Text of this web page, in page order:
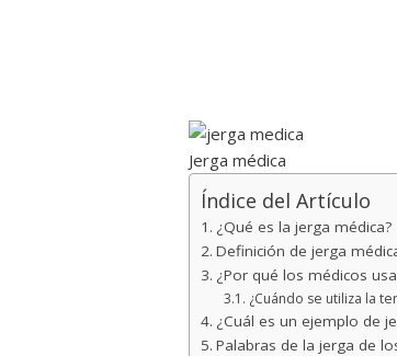
Jerga médica
Índice del Artículo
¿Qué es la jerga médica?
Definición de jerga
¿Por qué los médicos
¿Cuándo se utiliza la
¿Cuál es un ejemplo de
Palabras de la jerga de